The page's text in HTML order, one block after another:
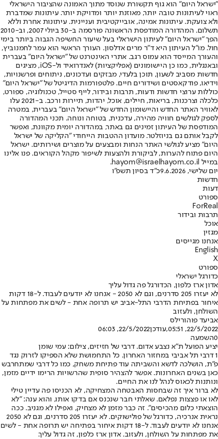
"ישראל היום" הוא גוף תקשורת שנוסד מתוך האמונה שהציבור הישראלי
ראוי לעיתונות טובה יותר, מאוזנת יותר ומדויקת יותר. עיתונות שמדברת
ולא צועקת. עיתונות אמינה, אובייקטיבית ועניינית. עיתונות אחרת וללא
תשלום. המהדורה המודפסת הראשונה פורסמה ב-30 ביולי 2007, וב-2010
הפך "ישראל היום" לעיתון הישראלי בעל שיעור החשיפה הגבוה ביותר בימי
חול. מו"ל העיתון היא ד"ר מרים אדלסון. העורך הראשי הוא עמר לחמנוביץ,
והעורך המייסד הוא עמוס רגב. אתרי האינטרנט של "ישראל היום" בעברית
ובאנגלית, כמו כן היישומונים (אפליקציות) לאנדרואיד ול-iOS, מציגים
חדשות מסביב לשעון, תוכן בלעדי, מבזקים ועדכונים, ניתוחים ופרשנויות,
וידיאו, פודקאסטים ושידורים חיים. פלטפורמות הדיגיטל של "ישראל היום"
כוללות ערוצי חדשות ודעות, תרבות ובידור, לייף סטייל, טכנולוגיה, ספורט,
כלכלה וצרכנות, בריאות, חיילים, אוכל, יהדות, תיירות ורכב. ב-2021 עלו
לאוויר האתר החדש והיישומון החדש של "ישראל היום" בעברית, במטרה
לספק לגולשים חוויה מהירה, עדכנית, בטוחה ונוחה. תכני המהדורה
המודפסת של העיתון זמינים גם באתר, במהדורה יומית מקוונת, ואפשר
לקבל אותם גם בניוזלטר. מועדון ההטבות הייחודי "הקליקה של ישראל
היום" מציע לגולשי האתר הנחות ומבצעים על מוצרים ושירותים. ישראל
היום פתוח להערות, לביקורת ולהצעות לשיפור מקהל הקוראים. פנו אלינו
במייל hayom@israelhayom.co.il.
יום שלישי, 9.6.2026
כ"ד בסיון תשפ"ו
חדשות
דעות
ספורט
ForReal
תרבות ובידור
אוכל
מגזין
אנחנו מגייסים
English
X
ספורט
כדורגל ישראלי
אדון ארז כלפון, הכדורגל פה גדול עליך
לא יעזרו 205 סדרנים, וגם לא 2050 - אנחנו לא יודעים לעבוד. ל-18 דקות
איחור בפתיחת הדרבי התל-אביב יש תרופה אחת - לשים את מפתחות על
השולחן, ולעזוב
אביעד פוהורילס
22/5/2022, 05:51
,עודכן22/5/2022, 06:03
0השמעה
יציע הפועל ת"א נצבע אדום. דרבי של חזיזים, צילום: עמי שומן
1 דרבי תל אביבי במחזור האחרון. כל התחמושת שלא הספיקו לזרוק נגד
פ"ת, הושלכה לדשא והשביתה עוד פתיחת משחק, כמו כל דרבי שמתחרבש
כאן בשנים האחרונות. אפשר להצהיר סופית שהרשויות הרימו ידיים מזמן,
ונותנות לכאוס לנהל לנו את החיים.
לא ברור איך זה שבחסות האבטחה המצחיקה, לא הכניסו פה עדיין טילי
לאו או פצצות נפלאם. שאלתי חבר שנכנס אם בדקו אותו, והוא ענה: "לא
הוצאתי כלום מהכיסים". זה כבר מזמן לא מצחיק, ואפילו לא מגניב. ככה
נראית אנרכיה, כדורגל של פולישוקים. לא יעזרו 205 סדרנים, וגם לא 2050
אנחנו לא יודעים לעבוד. ל-18 דקות איחור בפתיחה יש תרופה אחת - לשים
את מפתחות על השולחן, ולעזוב. אדון ארז כלפון, זה גדול עליך.